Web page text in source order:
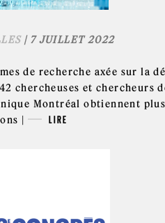
| 7 JUILLET 2022
de recherche axée sur la
chercheuses et chercheurs
Montréal obtiennent plus
|
LIRE